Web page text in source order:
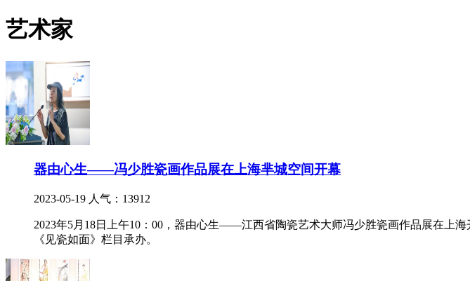
艺术家
器由心生——冯少胜瓷画作品展在上海芈城空间开幕
2023-05-19 人气：13912
2023年5月18日上午10：00，器由心生——江西省陶瓷艺术大师冯少胜瓷画作品展在上
《见瓷如面》栏目承办。